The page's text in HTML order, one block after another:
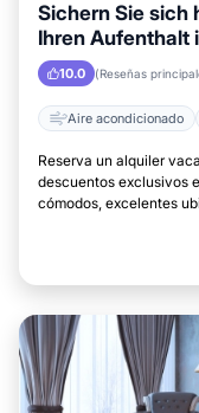
Sichern Sie sich
Ihren Aufenthalt
10.0 (Reseñas
Aire acondicionado
Reserva un alquiler
descuentos exclusivos
cómodos, excelentes